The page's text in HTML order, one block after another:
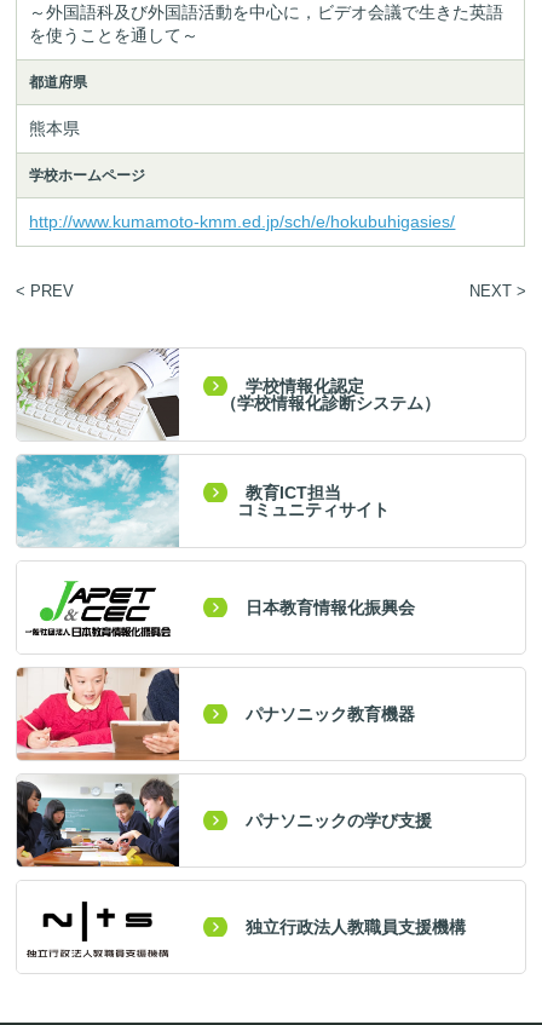
～外国語科及び外国語活動を中心に，ビデオ会議で生きた英語
を使うことを通して～
都道府県
熊本県
学校ホームページ
http://www.kumamoto-kmm.ed.jp/sch/e/hokubuhigasies/
< PREV NEXT >
学校情報化認定
（学校情報化診断システム）
教育ICT担当
コミュニティサイト
日本教育情報化振興会
パナソニック教育機器
パナソニックの学び支援
独立行政法人教職員支援機構